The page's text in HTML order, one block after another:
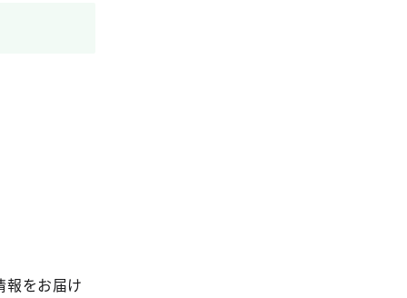
報をお届け